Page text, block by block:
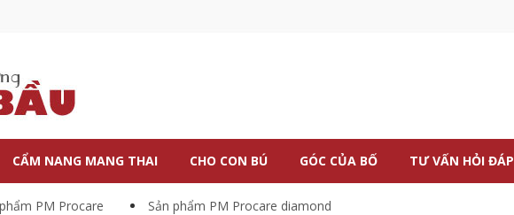
CẨM NANG MANG THAI CHO CON BÚ GÓC CỦA BỐ TƯ VẤN HỎI ĐÁP
PM Procare Sản phẩm PM Procare diamond